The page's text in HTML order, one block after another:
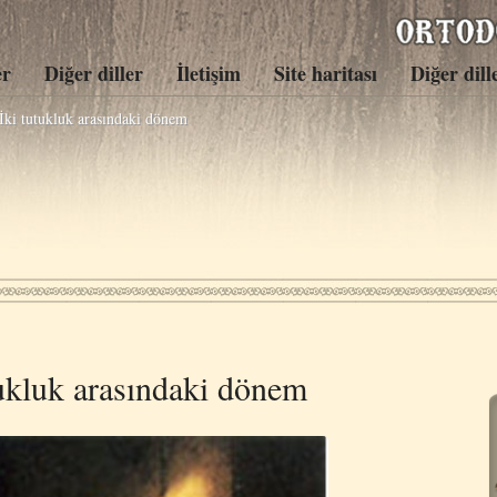
Diğer diller İletişim Site haritası Diğer
tutukluk arasındaki dönem
arasındaki dönem